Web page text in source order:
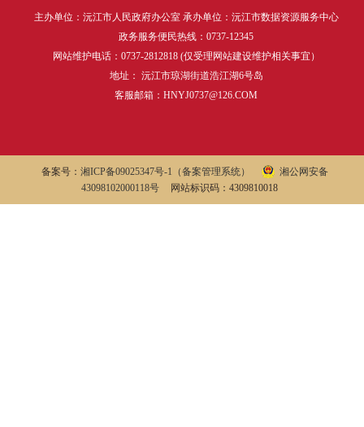
主办单位：沅江市人民政府办公室 承办单位：沅江市数据资源服务中心
政务服务便民热线：0737-12345
网站维护电话：0737-2812818 (仅受理网站建设维护相关事宜）
地址： 沅江市琼湖街道浩江湖6号岛
客服邮箱：HNYJ0737@126.COM
备案号： 湘ICP备09025347号-1 （备案管理系统）
湘公网安备
43098102000118号
网站标识码：4309810018